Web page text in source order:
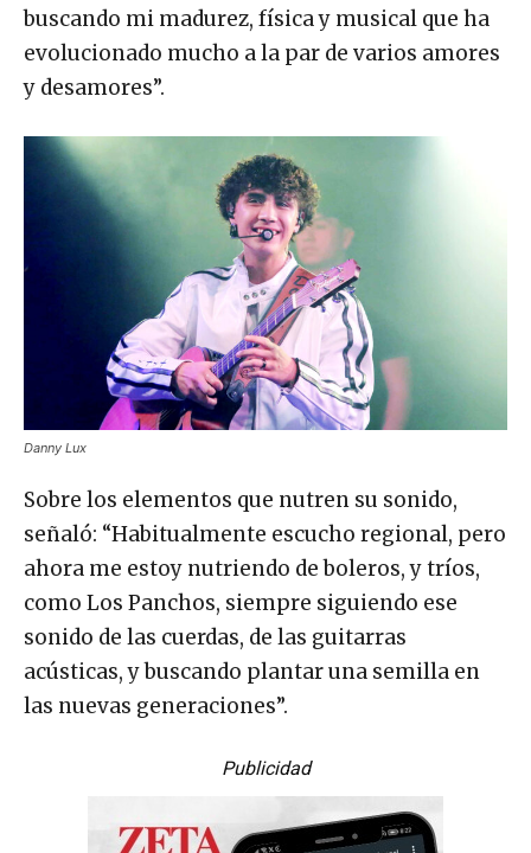
buscando mi madurez, física y musical que ha
evolucionado mucho a la par de varios amores
y desamores”.
Danny Lux
Sobre los elementos que nutren su sonido,
señaló: “Habitualmente escucho regional, pero
ahora me estoy nutriendo de boleros, y tríos,
como Los Panchos, siempre siguiendo ese
sonido de las cuerdas, de las guitarras
acústicas, y buscando plantar una semilla en
las nuevas generaciones”.
Publicidad